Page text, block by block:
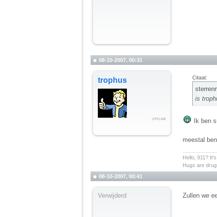
08-10-2007, 00:31
trophus Citaat:
is
Ik ben
meestal
Hello, 911?
Hugs are
08-10-2007, 00:41
Verwijderd Zullen we